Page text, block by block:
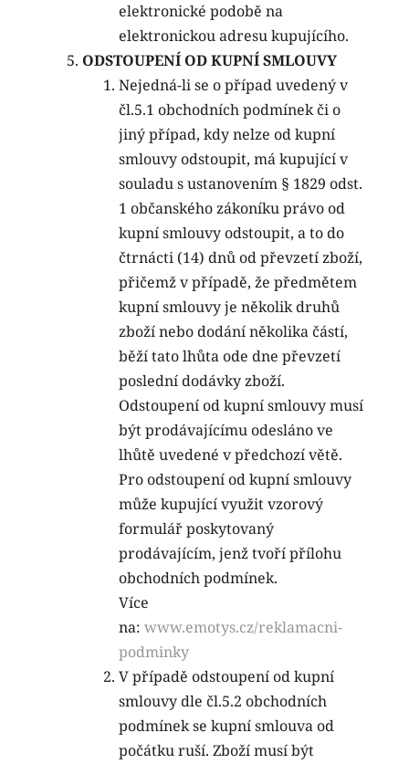
elektronické podobě na
elektronickou adresu kupujícího.
ODSTOUPENÍ OD KUPNÍ SMLOUVY
Nejedná-li se o případ uvedený v
čl.5.1 obchodních podmínek či o
jiný případ, kdy nelze od kupní
smlouvy odstoupit, má kupující v
souladu s ustanovením § 1829 odst.
1 občanského zákoníku právo od
kupní smlouvy odstoupit, a to do
čtrnácti (14) dnů od převzetí zboží,
přičemž v případě, že předmětem
kupní smlouvy je několik druhů
zboží nebo dodání několika částí,
běží tato lhůta ode dne převzetí
poslední dodávky zboží.
Odstoupení od kupní smlouvy musí
být prodávajícímu odesláno ve
lhůtě uvedené v předchozí větě.
Pro odstoupení od kupní smlouvy
může kupující využit vzorový
formulář poskytovaný
prodávajícím, jenž tvoří přílohu
obchodníchpodmínek.
Více
na: www.emotys.cz/reklamacni-
podminky
V případě odstoupení od kupní
smlouvy dle čl.5.2 obchodních
podmínek se kupní smlouva od
počátku ruší. Zboží musí být